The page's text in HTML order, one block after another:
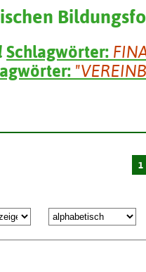
Schlagwörter:
1